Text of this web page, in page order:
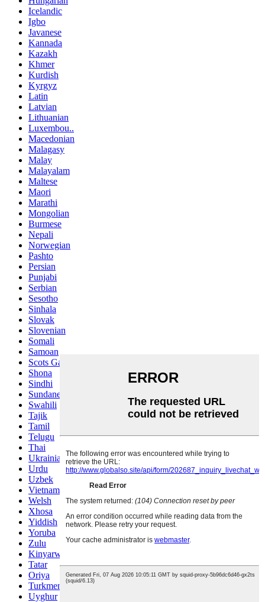
Icelandic
Igbo
Javanese
Kannada
Kazakh
Khmer
Kurdish
Kyrgyz
Latin
Latvian
Lithuanian
Luxembou..
Macedonian
Malagasy
Malay
Malayalam
Maltese
Maori
Marathi
Mongolian
Burmese
Nepali
Norwegian
Pashto
Persian
Punjabi
Serbian
Sesotho
Sinhala
Slovak
Slovenian
Somali
Samoan
Scots Gaelic
Shona
Sindhi
Sundanese
Swahili
Tajik
Tamil
Telugu
Thai
Ukrainian
Urdu
Uzbek
Vietnamese
Welsh
Xhosa
Yiddish
Yoruba
Zulu
Kinyarwanda
Tatar
Oriya
Turkmen
Uyghur